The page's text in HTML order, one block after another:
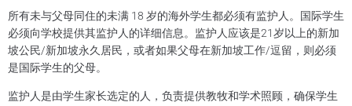
所有未与父母同住的未满 18 岁的海外学生都必须有监护人。国际学生
必须向学校提供其监护人的详细信息。监护人应该是21岁以上的新加
坡公民/新加坡永久居民，或者如果父母在新加坡工作/逗留，则必须
是国际学生的父母。
监护人是由学生家长选定的人，负责提供教牧和学术照顾，确保学生